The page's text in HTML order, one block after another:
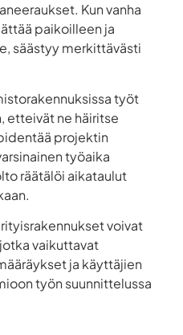
Kun vanha
paikoilleen ja
säästyy merkittävästi
työt
etteivät ne häiritse
projektin
työaika
räätälöi aikataulut
voivat
vaikuttavat
ja käyttäjien
työn suunnittelussa